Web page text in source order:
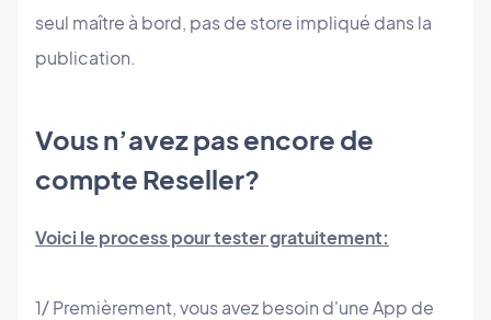
seul maître à bord, pas de store impliqué dans la
publication.
Vous n’avez pas encore de
compte Reseller?
Voici le process pour tester gratuitement:
1/ Premièrement, vous avez besoin d'une App de